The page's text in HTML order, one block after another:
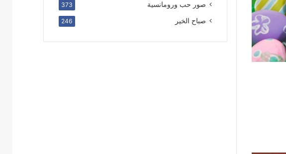
صور حب ورومانسية 373
صباح الخير 246